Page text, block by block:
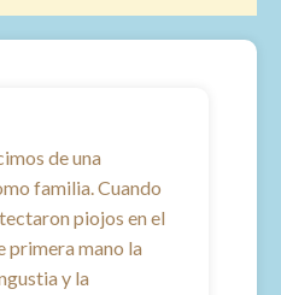
de una
familia. Cuando
piojos en el
primera mano la
y la